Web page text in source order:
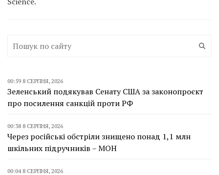
00:59 8 СЕРПНЯ, 2026
Зеленський подякував Сенату США за законопроєкт
про посилення санкцій проти РФ
00:38 8 СЕРПНЯ, 2026
Через російські обстріли знищено понад 1,1 млн
шкільних підручників – МОН
00:04 8 СЕРПНЯ, 2026